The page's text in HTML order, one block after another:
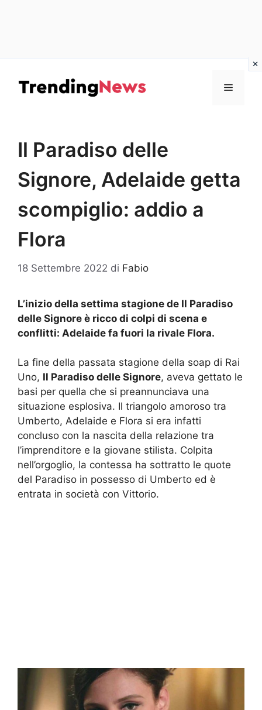
contenuto
Menu
Il Paradiso delle
Signore, Adelaide getta
scompiglio: addio a
Flora
18 Settembre 2022 di Fabio
L’inizio della settima stagione de Il Paradiso
delle Signore è ricco di colpi di scena e
conflitti: Adelaide fa fuori la rivale Flora.
La fine della passata stagione della soap di Rai
Uno, Il Paradiso delle Signore, aveva gettato le
basi per quella che si preannunciava una
situazione esplosiva. Il triangolo amoroso tra
Umberto, Adelaide e Flora si era infatti
concluso con la nascita della relazione tra
l’imprenditore e la giovane stilista. Colpita
nell’orgoglio, la contessa ha sottratto le quote
del Paradiso in possesso di Umberto ed è
entrata in società con Vittorio.